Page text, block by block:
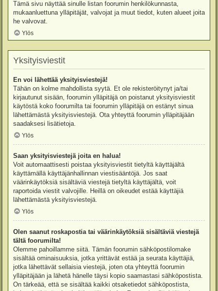
Tämä sivu näyttää sinulle listan foorumin henkilökunnasta,
mukaanluettuna ylläpitäjät, valvojat ja muut tiedot, kuten alueet joita
he valvovat.
Ylös
Yksityisviestit
En voi lähettää yksityisviestejä!
Tähän on kolme mahdollista syytä. Et ole rekisteröitynyt ja/tai
kirjautunut sisään, foorumin ylläpitäjä on poistanut yksityisviestit
käytöstä koko foorumilta tai foorumin ylläpitäjä on estänyt sinua
lähettämästä yksityisviestejä. Ota yhteyttä foorumin ylläpitäjään
saadaksesi lisätietoja.
Ylös
Saan yksityisviestejä joita en halua!
Voit automaattisesti poistaa yksityisviestit tietyltä käyttäjältä
käyttämällä käyttäjänhallinnan viestisääntöjä. Jos saat
väärinkäytöksiä sisältäviä viestejä tietyltä käyttäjältä, voit
raportoida viestit valvojille. Heillä on oikeudet estää käyttäjiä
lähettämästä yksityisviestejä.
Ylös
Olen saanut roskapostia tai väärinkäytöksiä sisältäviä viestejä
tältä foorumilta!
Olemme pahoillamme siitä. Tämän foorumin sähköpostilomake
sisältää ominaisuuksia, jotka yrittävät estää ja seurata käyttäjiä,
jotka lähettävät sellaisia viestejä, joten ota yhteyttä foorumin
ylläpitäjään ja lähetä hänelle täysi kopio saamastasi sähköpostista.
On tärkeää, että se sisältää kaikki otsaketiedot sähköpostista,